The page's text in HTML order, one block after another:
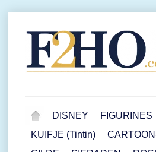
DISNEY FIGURINES
KUIFJE (Tintin)